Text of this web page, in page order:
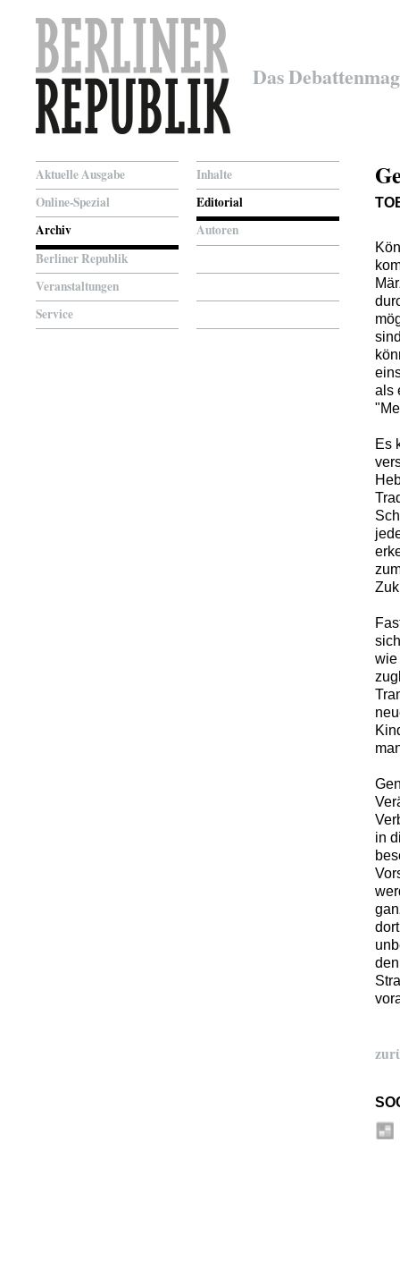
Das
Aktuelle Ausgabe
Online-Spezial
Archiv
Berliner Republik
Veranstaltungen
Service
Inhalte
Editorial
Autoren
als
Es
wie
in